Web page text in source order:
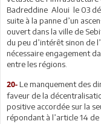
Badreddine Aloui le 03
suite à la panne d’un
ouvert dans la ville de
du peu d’intérêt sinon de
nécessaire engagement
entre les régions.
20- Le manquement des
faveur de la
positive accordée sur la
répondant à l’article 14